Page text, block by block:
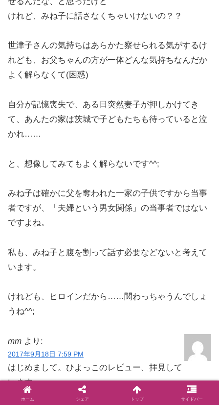
けれど、みね子に話さなくちゃいけないの？？
世津子さんの気持ちはあらかた察せられる気がするけ
れども、お父ちゃんの方が一体どんな気持ちなんだか
よく解らなくて(困惑)
自分が記憶喪失で、ある日突然妻子が押しかけてき
て、あんたの家は茨城で子どもたちも待っていると泣
かれ……
と、想像してみてもよく解らないです^^;
みね子は確かに父を奪われた一家の子供ですから当事
者ですが、「夫婦という男女関係」の当事者ではない
ですよね。
私も、みね子と腹を割って話す必要などないと考えて
います。
けれども、ヒロインだから……関わっちゃうんでしょ
うね^^;
mm より:
2017年9月18日 7:59 PM
はじめまして。ひよっこのレビュー、拝見して
います。
向き合って話しにくいことを話す、なんてしなくてい
ホーム シェア トップ サイドバー